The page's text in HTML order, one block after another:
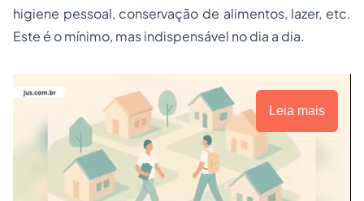
higiene pessoal, conservação de alimentos, lazer, etc.
Este é o mínimo, mas indispensável no dia a dia.
Leia mais